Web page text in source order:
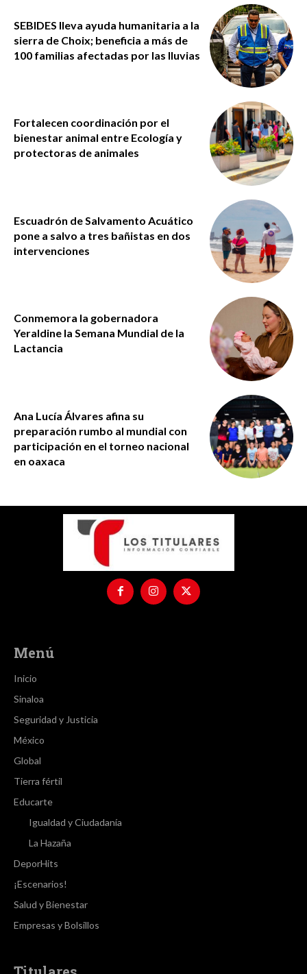
SEBIDES lleva ayuda humanitaria a la
sierra de Choix; beneficia a más de
100 familias afectadas por las lluvias
Fortalecen coordinación por el
bienestar animal entre Ecología y
protectoras de animales
Escuadrón de Salvamento Acuático
pone a salvo a tres bañistas en dos
intervenciones
Conmemora la gobernadora
Yeraldine la Semana Mundial de la
Lactancia
Ana Lucía Álvares afina su
preparación rumbo al mundial con
participación en el torneo nacional
en oaxaca
Menú
Inicio
Sinaloa
Seguridad y Justicia
México
Global
Tierra fértil
Educarte
Igualdad y Ciudadanía
La Hazaña
DeporHits
¡Escenarios!
Salud y Bienestar
Empresas y Bolsillos